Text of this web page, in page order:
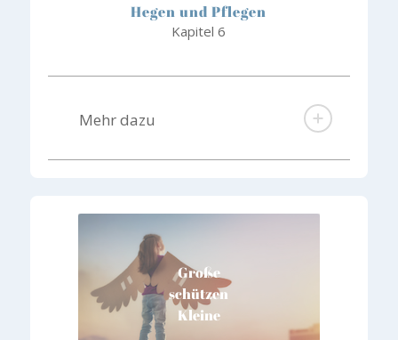
Hegen und Pflegen
Kapitel 6
Mehr dazu
Große
schützen
Kleine